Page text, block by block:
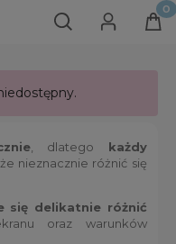
, dlatego każdy
nieznacznie różnić się
się delikatnie różnić
oraz warunków